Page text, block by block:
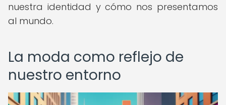
nuestra identidad y cómo nos presentamos
al mundo.
La moda como reflejo de
nuestro entorno